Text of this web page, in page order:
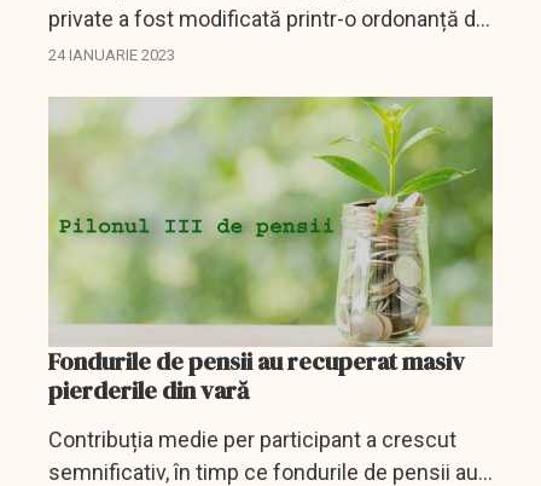
private a fost modificată printr-o ordonanță de
urgență, modificare ce vizează modul în care
către...
24 IANUARIE 2023
Fondurile de pensii au recuperat masiv
pierderile din vară
Contribuția medie per participant a crescut
semnificativ, în timp ce fondurile de pensii au